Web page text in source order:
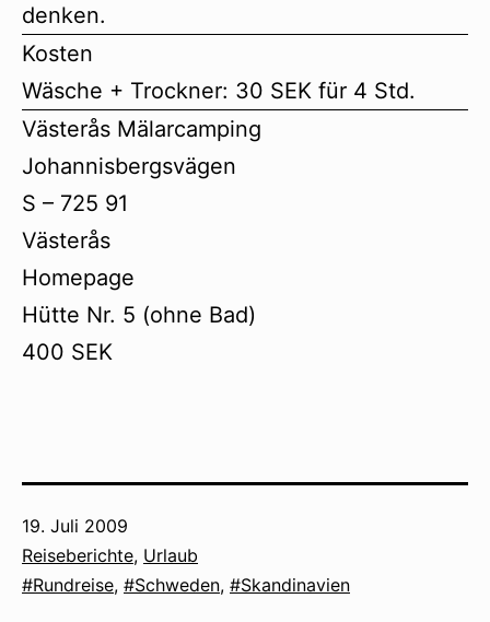
denken.
Kosten
Wäsche + Trockner: 30 SEK für 4 Std.
Västerås Mälarcamping
Johannisbergsvägen
S – 725 91
Västerås
Homepage
Hütte Nr. 5 (ohne Bad)
400 SEK
Veröffentlicht
am
19. Juli 2009
Kategorisiert
als
Reiseberichte, Urlaub
Verschlagwortet
Rundreise, Schweden, Skandinavien